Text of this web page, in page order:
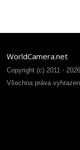
WorldCamera.net
Copyright (c) 2011 -
Všechna práva